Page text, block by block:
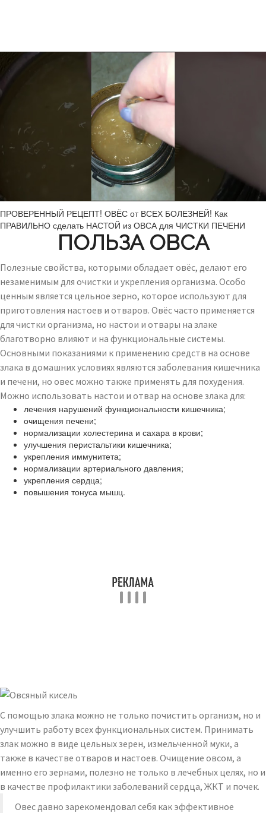
ПРОВЕРЕННЫЙ РЕЦЕПТ! ОВЁС от ВСЕХ БОЛЕЗНЕЙ! Как
ПРАВИЛЬНО сделать НАСТОЙ из ОВСА для ЧИСТКИ ПЕЧЕНИ
ПОЛЬЗА ОВСА
Полезные свойства, которыми обладает овёс, делают его
незаменимым для очистки и укрепления организма. Особо
ценным является цельное зерно, которое используют для
приготовления настоев и отваров. Овёс часто применяется
для чистки организма, но настои и отвары на злаке
благотворно влияют и на функциональные системы.
Основными показаниями к применению средств на основе
злака в домашних условиях являются заболевания кишечника
и печени, но овес можно также применять для похудения.
Можно использовать настои и отвар на основе злака для:
лечения нарушений функциональности кишечника;
очищения печени;
нормализации холестерина и сахара в крови;
улучшения перистальтики кишечника;
укрепления иммунитета;
нормализации артериального давления;
укрепления сердца;
повышения тонуса мышц.
С помощью злака можно не только почистить организм, но и
улучшить работу всех функциональных систем. Принимать
злак можно в виде цельных зерен, измельченной муки, а
также в качестве отваров и настоев. Очищение овсом, а
именно его зернами, полезно не только в лечебных целях, но и
в качестве профилактики заболеваний сердца, ЖКТ и почек.
Овес давно зарекомендовал себя как эффективное